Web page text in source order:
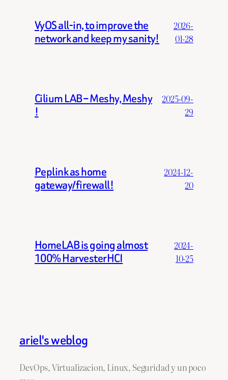
VyOS all-in, to improve the
network and keep my sanity!
2026-
01-28
Cilium LAB – Meshy, Meshy
!
2025-09-
29
Peplink as home
gateway/firewall!
2024-12-
20
HomeLAB is going almost
100% HarvesterHCI
2024-
10-25
ariel's weblog
DevOps, Virtualizacion, Linux, Seguridad y un poco